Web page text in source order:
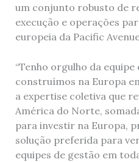
um conjunto robusto de
execução e operações
europeia da Pacific
“Tenho orgulho da equipe
construímos na Europa
a expertise coletiva que
América do Norte,
para investir na Europa,
solução preferida para
equipes de gestão em